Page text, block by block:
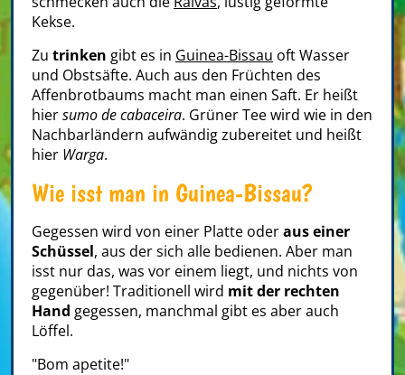
Kekse.
Zu trinken gibt es in Guinea-Bissau oft Wasser
und Obstsäfte. Auch aus den Früchten des
Affenbrotbaums macht man einen Saft. Er heißt
hiersumo de cabaceira. Grüner Tee wird wie in den
Nachbarländern aufwändig zubereitet und heißt
hier Warga.
Wie isst man in Guinea-Bissau?
Gegessen wird von einer Platte oderaus einer
Schüssel, aus der sich alle bedienen. Aber man
isst nur das, was vor einem liegt, und nichts von
gegenüber! Traditionell wird mit der rechten
Hand gegessen, manchmal gibt es aber auch
Löffel.
"Bom apetite!"